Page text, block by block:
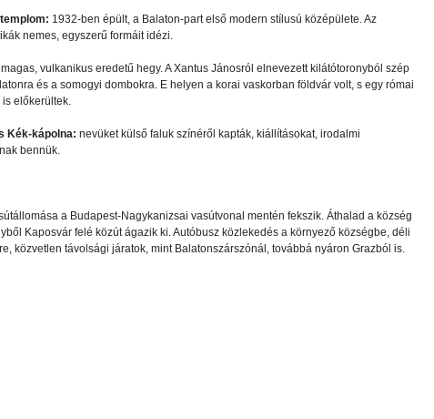
1932-ben épült, a Balaton-part első modern stílusú középülete. Az
nemes, egyszerű formáit idézi.
vulkanikus eredetű hegy. A Xantus Jánosról elnevezett kilátótoronyból szép
és a somogyi dombokra. E helyen a korai vaskorban földvár volt, s egy római
előkerültek.
Kék-kápolna: nevüket külső faluk színéről kapták, kiállításokat, irodalmi
bennük.
a Budapest-Nagykanizsai vasútvonal mentén fekszik. Áthalad a község
Kaposvár felé közút ágazik ki. Autóbusz közlekedés a környező községbe, déli
közvetlen távolsági járatok, mint Balatonszárszónál, továbbá nyáron Grazból is.